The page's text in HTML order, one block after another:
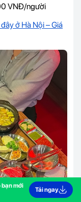
bạn mới
Tải ngay
VNĐ/người
ở Hà Nội – Giá